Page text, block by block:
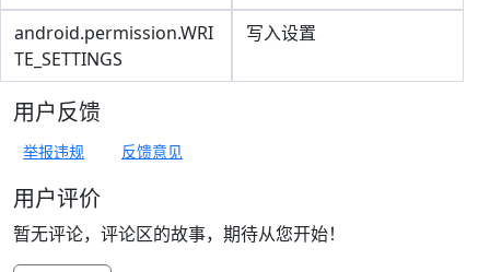
android.permission.WRI
TE_SETTINGS
写入设置
用户反馈
举报违规 反馈意见
用户评价
暂无评论，评论区的故事，期待从您开始！